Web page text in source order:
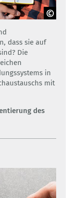
dass sie auf
Die
in
mit
des